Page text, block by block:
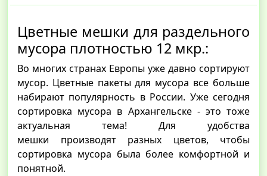
Цветные мешки для раздельного
мусора плотностью 12 мкр.:
Во многих странах Европы уже давно сортируют
мусор. Цветные пакеты для мусора все больше
набирают популярность в России. Уже сегодня
сортировка мусора в Архангельске - это тоже
актуальная тема! Для удобства
мешки производят разных цветов, чтобы
сортировка мусора была более комфортной и
понятной.